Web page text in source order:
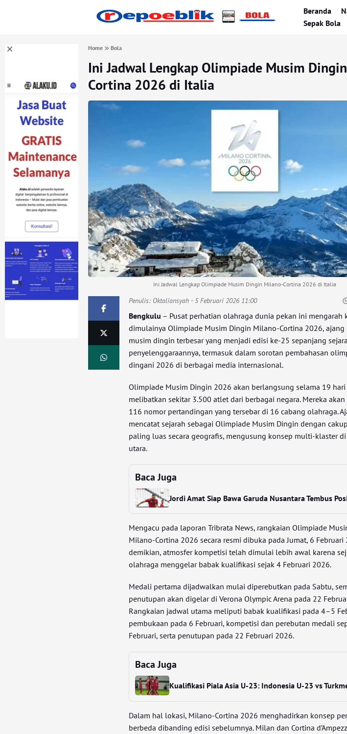
Beranda
Sepak Bola
Home Bola
Ini Jadwal Lengkap Olimpiade Musim
Cortina 2026 di Italia
Ini Jadwal Lengkap Olimpiade Musim Dingin Milano-Cortina 2026 di Italia
Penulis: Oktaliansyah - 5 Februari 2026 11:00
Bengkulu – Pusat perhatian olahraga dunia pekan ini mengarah
dimulainya Olimpiade Musim Dingin Milano-Cortina 2026,
musim dingin terbesar yang menjadi edisi ke-25 sepanjang
penyelenggaraannya, termasuk dalam sorotan pembahasan
dingani 2026 di berbagai media internasional.
Olimpiade Musim Dingin 2026 akan berlangsung selama 19
melibatkan sekitar 3.500 atlet dari berbagai negara. Mereka
116 nomor pertandingan yang tersebar di 16 cabang olahraga.
mencatat sejarah sebagai Olimpiade Musim Dingin dengan
paling luas secara geografis, mengusung konsep multi-klaster
utara.
Baca Juga
Jordi Amat Siap Bawa Garuda Nusantara Tembus
Mengacu pada laporan Tribrata News, rangkaian Olimpiade
Milano-Cortina 2026 secara resmi dibuka pada Jumat, 6 Februari
demikian, atmosfer kompetisi telah dimulai lebih awal karena
olahraga menggelar babak kualifikasi sejak 4 Februari 2026.
Medali pertama dijadwalkan mulai diperebutkan pada Sabtu,
penutupan akan digelar di Verona Olympic Arena pada 22
Rangkaian jadwal utama meliputi babak kualifikasi pada 4–5
pembukaan pada 6 Februari, kompetisi dan perebutan medali
Februari, serta penutupan pada 22 Februari 2026.
Baca Juga
Kualifikasi Piala Asia U-23: Indonesia U-23 vs
Dalam hal lokasi, Milano-Cortina 2026 menghadirkan konsep
berbeda dibanding edisi sebelumnya. Milan dan Cortina